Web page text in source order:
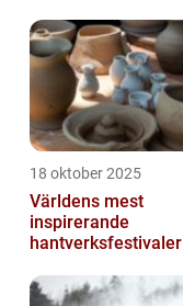
18 oktober 2025
Världens mest
inspirerande
hantverksfestivaler